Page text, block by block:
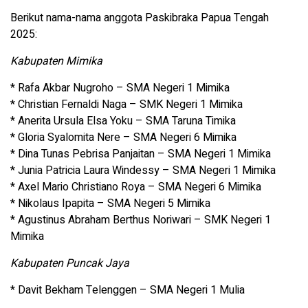
Berikut nama-nama anggota Paskibraka Papua Tengah
2025:
Kabupaten Mimika
* Rafa Akbar Nugroho – SMA Negeri 1 Mimika
* Christian Fernaldi Naga – SMK Negeri 1 Mimika
* Anerita Ursula Elsa Yoku – SMA Taruna Timika
* Gloria Syalomita Nere – SMA Negeri 6 Mimika
* Dina Tunas Pebrisa Panjaitan – SMA Negeri 1 Mimika
* Junia Patricia Laura Windessy – SMA Negeri 1 Mimika
* Axel Mario Christiano Roya – SMA Negeri 6 Mimika
* Nikolaus Ipapita – SMA Negeri 5 Mimika
* Agustinus Abraham Berthus Noriwari – SMK Negeri 1
Mimika
Kabupaten Puncak Jaya
* Davit Bekham Telenggen – SMA Negeri 1 Mulia